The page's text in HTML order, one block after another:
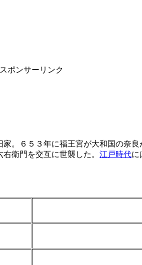
スポンサーリンク
６５３年に福王宮が大和国の奈
衛門を交互に世襲した。 江戸時代に